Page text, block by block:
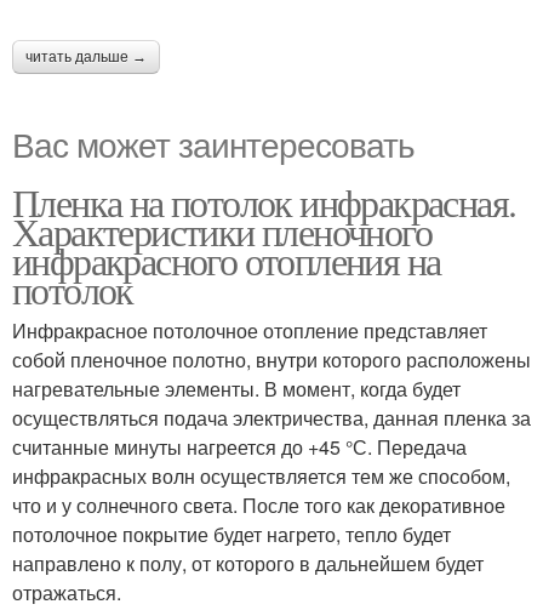
читать дальше →
Вас может заинтересовать
Пленка на потолок инфракрасная.
Характеристики пленочного
инфракрасного отопления на
потолок
Инфракрасное потолочное отопление представляет
собой пленочное полотно, внутри которого расположены
нагревательные элементы. В момент, когда будет
осуществляться подача электричества, данная пленка за
считанные минуты нагреется до +45 °С. Передача
инфракрасных волн осуществляется тем же способом,
что и у солнечного света. После того как декоративное
потолочное покрытие будет нагрето, тепло будет
направлено к полу, от которого в дальнейшем будет
отражаться.